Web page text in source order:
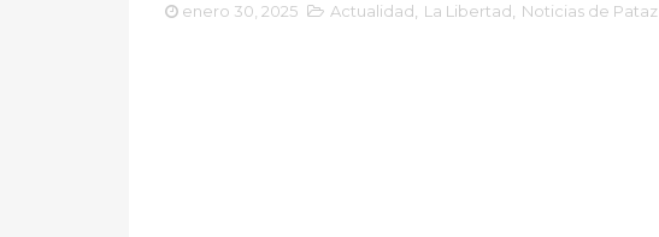
enero 30, 2025 Actualidad La Libertad Noticias de Pataz